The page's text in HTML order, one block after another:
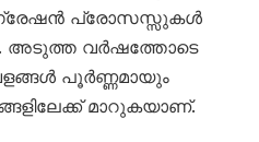
പ്രോസസ്സുകൾ
അടുത്ത വർഷത്തോടെ
പൂർണ്ണമായും
മാറുകയാണ്.